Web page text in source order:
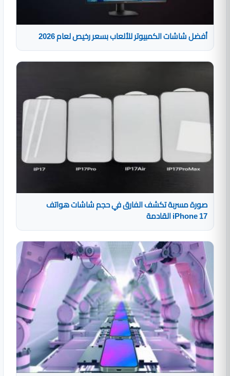
أفضل شاشات الكمبيوتر للألعاب بسعر رخيص لعام 2026
صورة مسربة تكشف الفارق في حجم شاشات هواتف
iPhone 17 القادمة